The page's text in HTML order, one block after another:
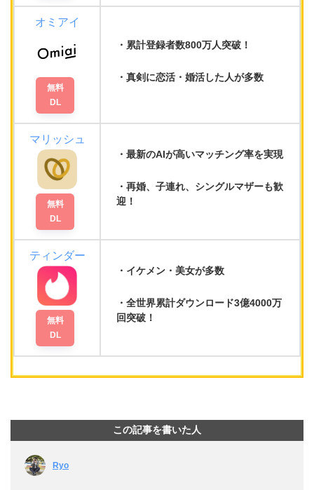
オミアイ
無料
DL
累計登録者数800万人突破！
真剣に恋活・婚活した人が多数
マリッシュ
無料
DL
最新のAIが高いマッチング率を実現
再婚、 子連れ、 シングルマザーも歓
迎！
ティンダー
無料
DL
イケメン・美女が多数
全世界累計ダウンロード3億4000万
回突破！
この記事を書いた人
Ryo